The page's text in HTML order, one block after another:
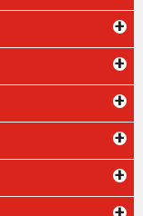
+
+
+
+
+